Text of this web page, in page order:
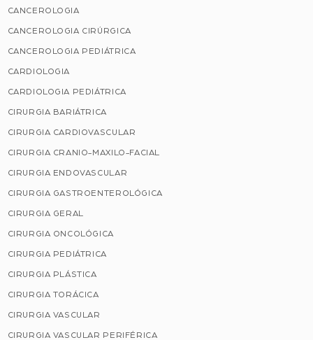
CANCEROLOGIA
CANCEROLOGIA CIRÚRGICA
CANCEROLOGIA PEDIÁTRICA
CARDIOLOGIA
CARDIOLOGIA PEDIÁTRICA
CIRURGIA BARIÁTRICA
CIRURGIA CARDIOVASCULAR
CIRURGIA CRANIO-MAXILO-FACIAL
CIRURGIA ENDOVASCULAR
CIRURGIA GASTROENTEROLÓGICA
CIRURGIA GERAL
CIRURGIA ONCOLÓGICA
CIRURGIA PEDIÁTRICA
CIRURGIA PLÁSTICA
CIRURGIA TORÁCICA
CIRURGIA VASCULAR
CIRURGIA VASCULAR PERIFÉRICA